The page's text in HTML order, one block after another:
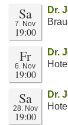
Sa
7. Nov
19:00
Dr.
Fr
6. Nov
19:00
Dr.
Sa
28. Nov
19:00
Dr.